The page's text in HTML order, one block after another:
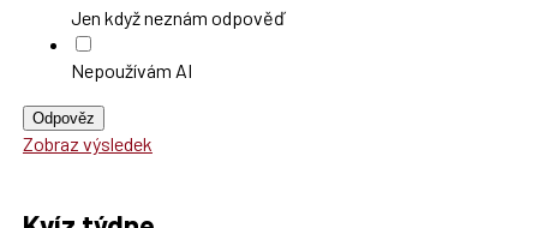
Jen když neznám odpověď
Nepoužívám AI
Odpověz
Zobraz výsledek